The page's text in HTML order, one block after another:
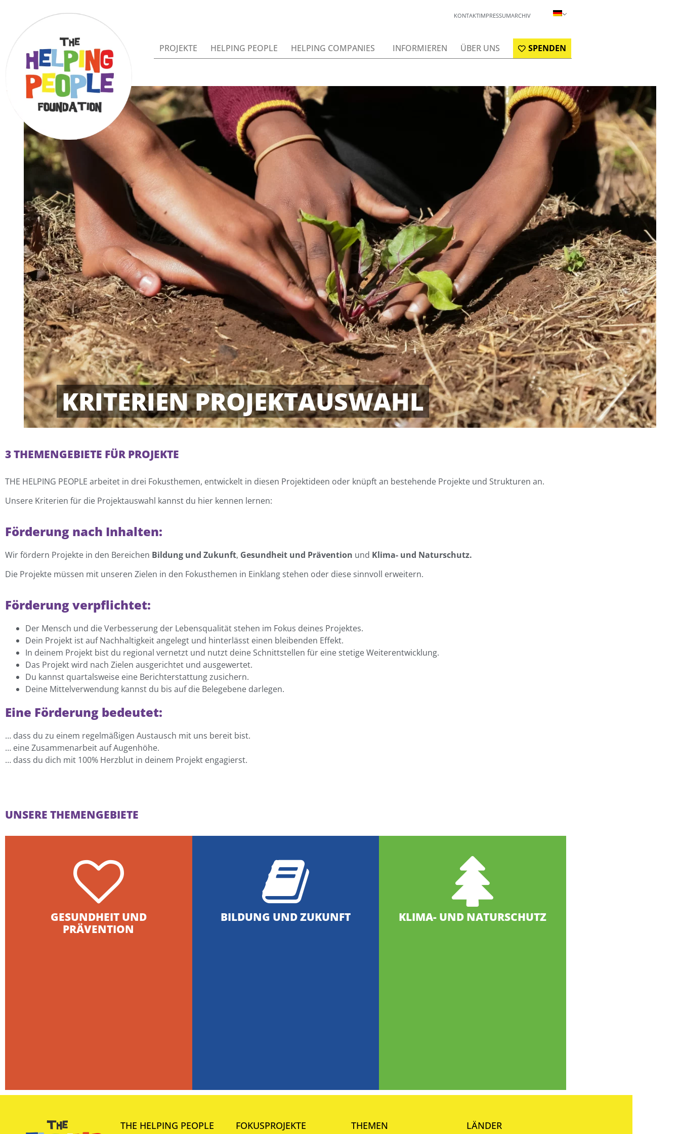
KONTAKTIMPRESSUMARCHIV
PROJEKTE HELPING PEOPLE HELPING COMPANIES INFORMIEREN ÜBER UNS SPENDEN
KRITERIEN PROJEKTAUSWAHL
3 THEMENGEBIETE FÜR PROJEKTE
THE HELPING PEOPLE arbeitet in drei Fokusthemen, entwickelt in diesen Projektideen oder knüpft an bestehende Projekte und Strukturen an.
Unsere Kriterien für die Projektauswahl kannst du hier kennen lernen:
Förderung nach Inhalten:
Wir fördern Projekte in den Bereichen Bildung und Zukunft, Gesundheit und Prävention und Klima- und Naturschutz.
Die Projekte müssen mit unseren Zielen in den Fokusthemen in Einklang stehen oder diese sinnvoll erweitern.
Förderung verpflichtet:
Der Mensch und die Verbesserung der Lebensqualität stehen im Fokus deines Projektes.
Dein Projekt ist auf Nachhaltigkeit angelegt und hinterlässt einen bleibenden Effekt.
In deinem Projekt bist du regional vernetzt und nutzt deine Schnittstellen für eine stetige Weiterentwicklung.
Das Projekt wird nach Zielen ausgerichtet und ausgewertet.
Du kannst quartalsweise eine Berichterstattung zusichern.
Deine Mittelverwendung kannst du bis auf die Belegebene darlegen.
Eine Förderung bedeutet:
… dass du zu einem regelmäßigen Austausch mit uns bereit bist.
… eine Zusammenarbeit auf Augenhöhe.
… dass du dich mit 100% Herzblut in deinem Projekt engagierst.
UNSERE THEMENGEBIETE
GESUNDHEIT UND
PRÄVENTION
BILDUNG UND ZUKUNFT KLIMA- UND NATURSCHUTZ
THE HELPING PEOPLE FOKUSPROJEKTE THEMEN LÄNDER